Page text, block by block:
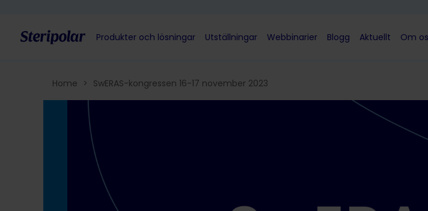
Produkter och lösningar Utställningar Webbinarier Blogg Aktuellt Om
Home > SwERAS-kongressen 16-17 november 2023